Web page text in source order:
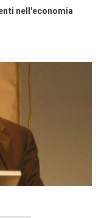
nell'economia